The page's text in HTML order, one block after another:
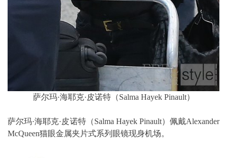
萨尔玛·海耶克·皮诺特（Salma Hayek Pinault）
萨尔玛·海耶克·皮诺特（Salma Hayek Pinault）佩戴Alexander
McQueen猫眼金属夹片式系列眼镜现身机场。